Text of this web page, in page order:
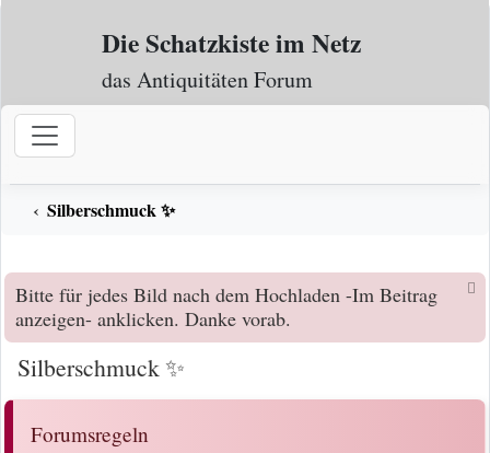
Zum Inhalt
Die Schatzkiste im Netz
das Antiquitäten Forum
Silberschmuck ✨
Bitte für jedes Bild nach dem Hochladen -Im Beitrag
anzeigen- anklicken. Danke vorab.
Silberschmuck ✨
Forumsregeln